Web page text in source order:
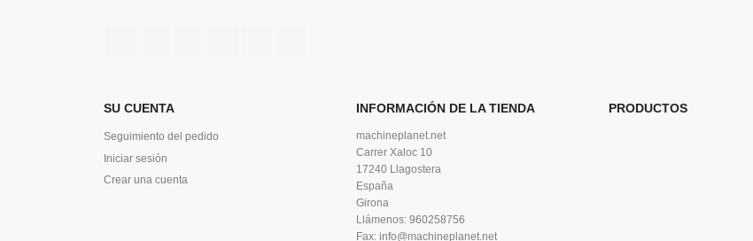
SU CUENTA
Seguimiento del pedido
Iniciar sesión
Crear una cuenta
INFORMACIÓN DE LA TIENDA
machineplanet.net
Carrer Xaloc 10
17240 Llagostera
España
Girona
Llámenos: 960258756
Fax: info@machineplanet.net
PRODUCTOS